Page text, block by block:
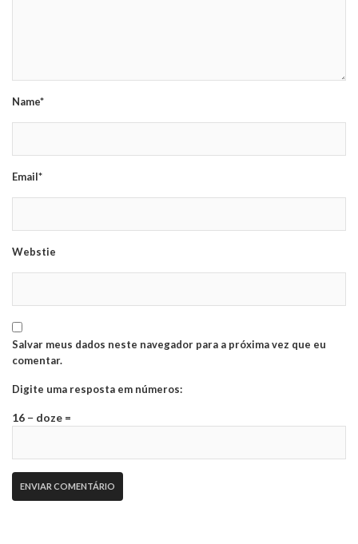
Name*
Email*
Webstie
Salvar meus dados neste navegador para a próxima vez que eu
comentar.
Digite uma resposta em números:
16 − doze =